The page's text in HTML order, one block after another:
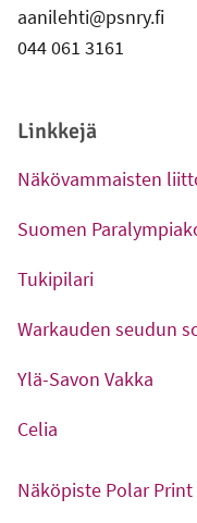
aanilehti@psnry.fi
044 061 3161
Linkkejä
Näkövammaisten
Suomen
Tukipilari
Warkauden seudun
Ylä-Savon Vakka
Celia
Näköpiste Polar Print